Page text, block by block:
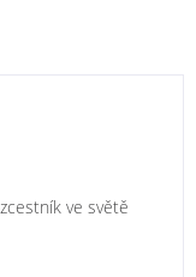
ve světě